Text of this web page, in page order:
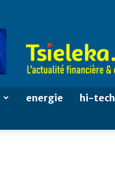
energie
hi-tech